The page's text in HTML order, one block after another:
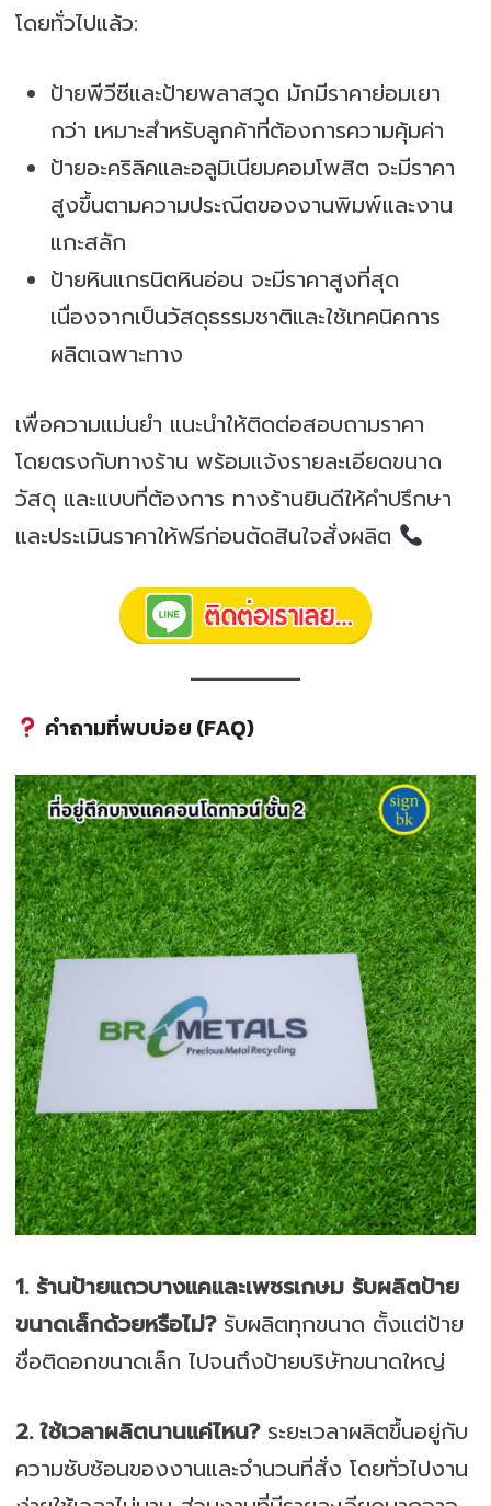
โดยทั่วไปแล้ว:
ป้ายพีวีซีและป้ายพลาสวูด มักมีราคาย่อมเยา
กว่า เหมาะสำหรับลูกค้าที่ต้องการความคุ้มค่า
ป้ายอะคริลิคและอลูมิเนียมคอมโพสิต จะมีราคา
สูงขึ้นตามความประณีตของงานพิมพ์และงาน
แกะสลัก
ป้ายหินแกรนิตหินอ่อน จะมีราคาสูงที่สุด
เนื่องจากเป็นวัสดุธรรมชาติและใช้เทคนิคการ
ผลิตเฉพาะทาง
เพื่อความแม่นยำ แนะนำให้ติดต่อสอบถามราคา
โดยตรงกับทางร้าน พร้อมแจ้งรายละเอียดขนาด
วัสดุ และแบบที่ต้องการ ทางร้านยินดีให้คำปรึกษา
และประเมินราคาให้ฟรีก่อนตัดสินใจสั่งผลิต
คำถามที่พบบ่อย (FAQ)
1. ร้านป้ายแถวบางแคและเพชรเกษม รับผลิตป้าย
ขนาดเล็กด้วยหรือไม่?รับผลิตทุกขนาด ตั้งแต่ป้าย
ชื่อติดอกขนาดเล็ก ไปจนถึงป้ายบริษัทขนาดใหญ่
2. ใช้เวลาผลิตนานแค่ไหน?ระยะเวลาผลิตขึ้นอยู่กับ
ความซับซ้อนของงานและจำนวนที่สั่ง โดยทั่วไปงาน